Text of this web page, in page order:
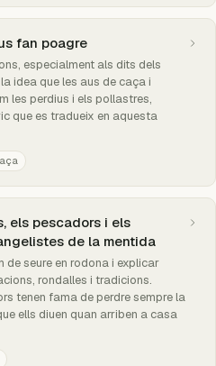
fan poagre
especialment als dits dels
idea que les aus de caça i
les perdius i els pollastres,
que es tradueix en aquesta
els pescadors i els
de la mentida
de seure en rodona i explicar
rondalles i tradicions.
tenen fama de perdre sempre la
ells diuen quan arriben a casa